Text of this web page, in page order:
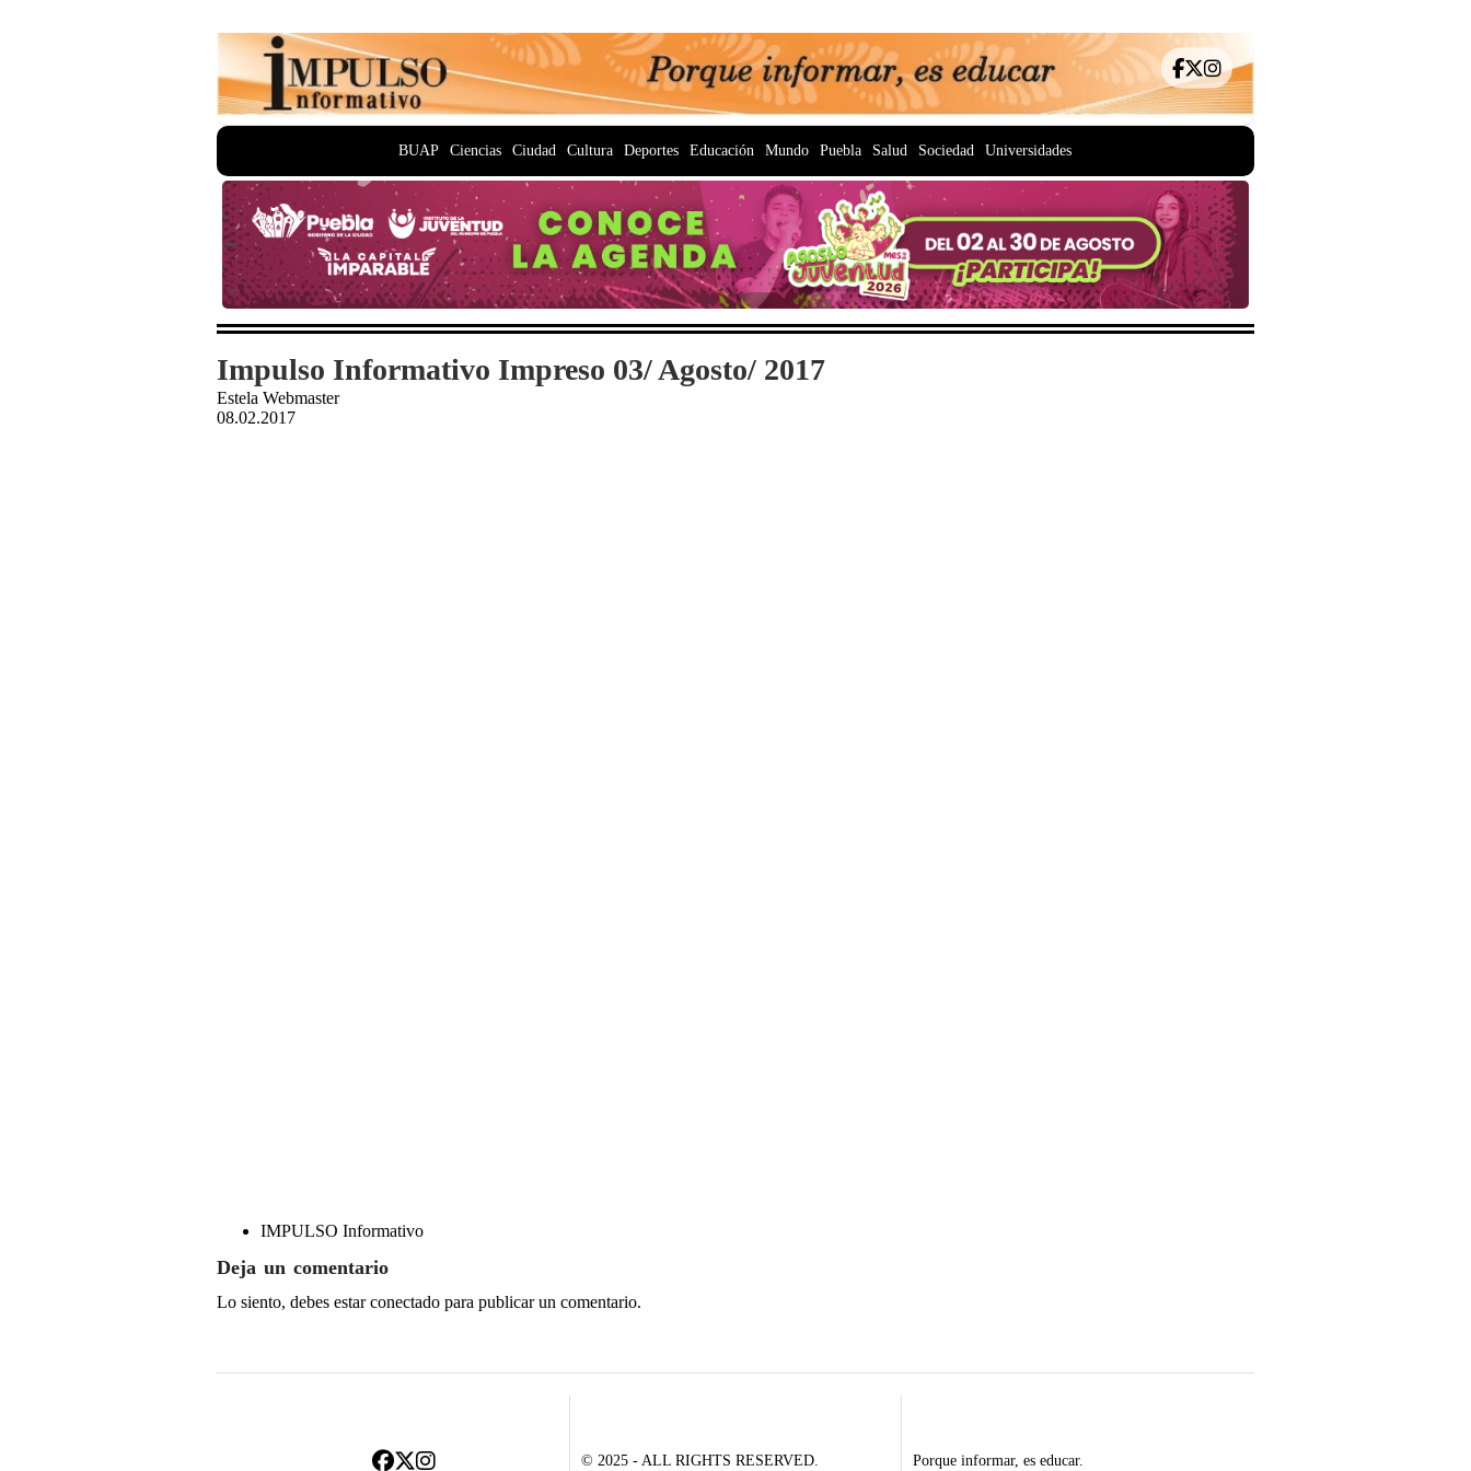
BUAP Ciencias Ciudad Cultura Deportes Educación Mundo Puebla Salud Sociedad Universidades
Impulso Informativo Impreso 03/ Agosto/ 2017
Estela Webmaster
08.02.2017
IMPULSO Informativo
Deja un comentario
Lo siento, debes estarconectado para publicar un comentario.
© 2025 - ALL RIGHTS RESERVED. Porque informar, es educar.